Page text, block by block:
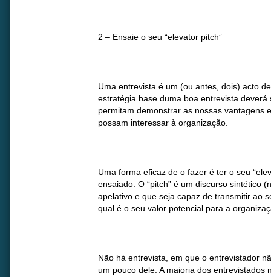
2 – Ensaie o seu “elevator pitch”
Uma entrevista é um (ou antes, dois) acto
estratégia base duma boa entrevista
permitam demonstrar as nossas vantagens
possam interessar à organização.
Uma forma eficaz de o fazer é ter o seu
ensaiado. O “pitch” é um discurso sintético
apelativo e que seja capaz de transmitir ao
qual é o seu valor potencial para a
Não há entrevista, em que o entrevistador
um pouco dele. A maioria dos entrevistados